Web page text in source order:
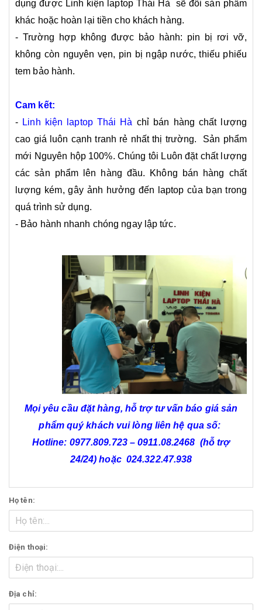
dụng được Linh kiện laptop Thái Hà sẽ đổi sản phẩm
khác hoặc hoàn lại tiền cho khách hàng.
- Trường hợp không được bảo hành: pin bị rơi vỡ,
không còn nguyên vẹn, pin bị ngập nước, thiếu phiếu
tem bảo hành.
Cam kết:
- Linh kiện laptop Thái Hà chỉ bán hàng chất lượng
cao giá luôn cạnh tranh rẻ nhất thị trường. Sản phẩm
mới Nguyên hộp 100%. Chúng tôi Luôn đặt chất lượng
các sản phẩm lên hàng đầu. Không bán hàng chất
lượng kém, gây ảnh hưởng đến laptop của bạn trong
quá trình sử dụng.
- Bảo hành nhanh chóng ngay lập tức.
Mọi yêu cầu đặt hàng, hỗ trợ tư vấn báo giá sản
phẩm quý khách vui lòng liên hệ qua số:
Hotline: 0977.809.723–0911.08.2468 (hỗ trợ
24/24) hoặc024.322.47.938
Họ tên:
Điện thoại:
Địa chỉ: